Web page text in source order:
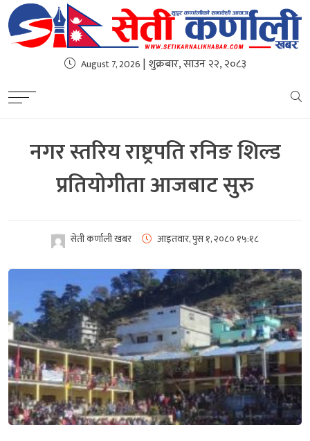
August 7, 2026 | शुक्रबार, साउन २२, २०८३
नगर स्तरिय राष्ट्रपति रनिङ शिल्ड
प्रतियोगीता आजबाट सुरु
सेती कर्णाली खबर आइतवार, पुस १, २०८० १५:१८